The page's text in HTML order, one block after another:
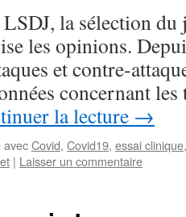
la sélection du
les opinions.
et contre-
concernant
la lecture →
avecCovid, Covid19, essai clinique
| Laisser un commentaire